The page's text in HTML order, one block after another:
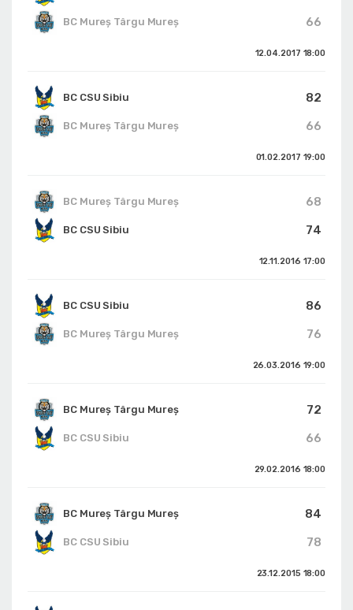
66
BC Mureș Târgu Mureș
12.04.2017 18:00
BC CSU Sibiu
82
66
BC Mureș Târgu Mureș
01.02.2017 19:00
BC Mureș Târgu Mureș
68
74
BC CSU Sibiu
12.11.2016 17:00
BC CSU Sibiu
86
76
BC Mureș Târgu Mureș
26.03.2016 19:00
BC Mureș Târgu Mureș
72
66
BC CSU Sibiu
29.02.2016 18:00
BC Mureș Târgu Mureș
84
78
BC CSU Sibiu
23.12.2015 18:00